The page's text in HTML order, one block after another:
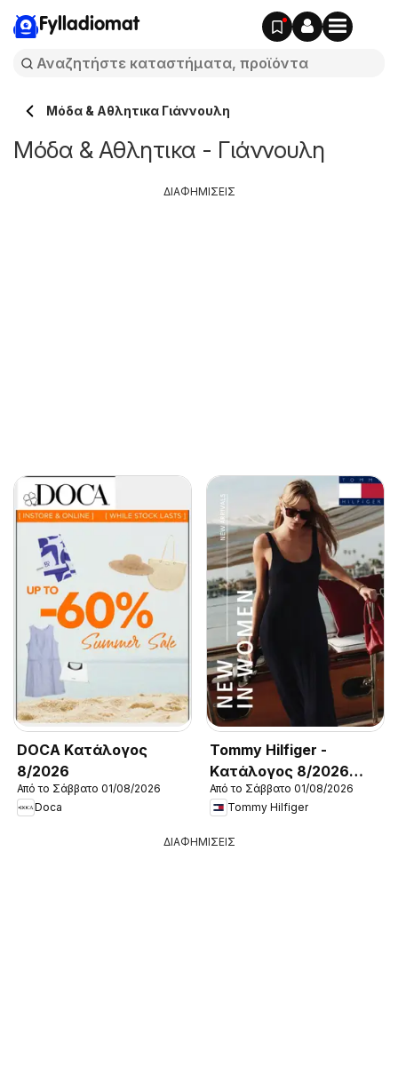
Fylladiomat
Μόδα & Aθλητικα Γιάννουλη
Μόδα & Aθλητικα - Γιάννουλη
DOCA Kατάλογος
8/2026
Από το Σάββατο 01/08/2026
Doca
Tommy Hilfiger -
Kατάλογος 8/2026
New in Women
Από το Σάββατο 01/08/2026
Tommy Hilfiger
ΔΙΑΦΗΜΙΣΕΙΣ
ΔΙΑΦΗΜΙΣΕΙΣ